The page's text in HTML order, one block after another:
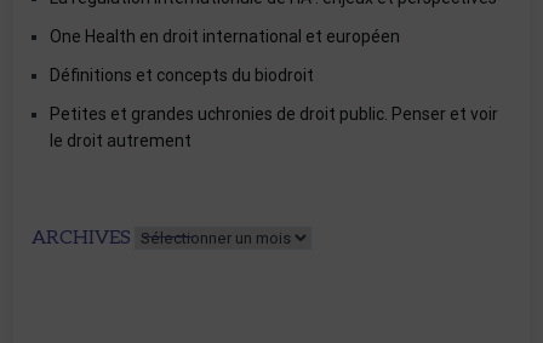
One Health en droit international et européen
Définitions et concepts du biodroit
Petites et grandes uchronies de droit public. Penser et voir
le droit autrement
ARCHIVES Archives